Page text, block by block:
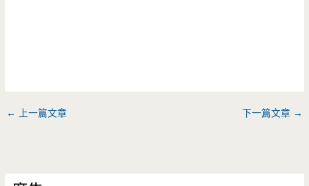
← 上一篇文章 下一篇文章 →